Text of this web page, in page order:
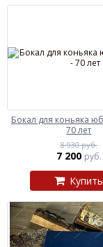
Бокал для коньяка
70 лет
8 930 руб.
7 200 руб.
Купить